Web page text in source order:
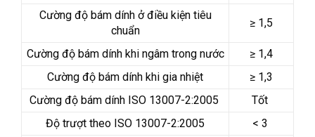
Cường độ bám dính ở điều kiện tiêu
chuẩn
≥ 1,5
Cường độ bám dính khi ngâm trong nước
≥ 1,4
Cường độ bám dính khi gia nhiệt
≥ 1,3
Cường độ bám dính ISO 13007-2:2005
Tốt
Độ trượt theo ISO 13007-2:2005
< 3